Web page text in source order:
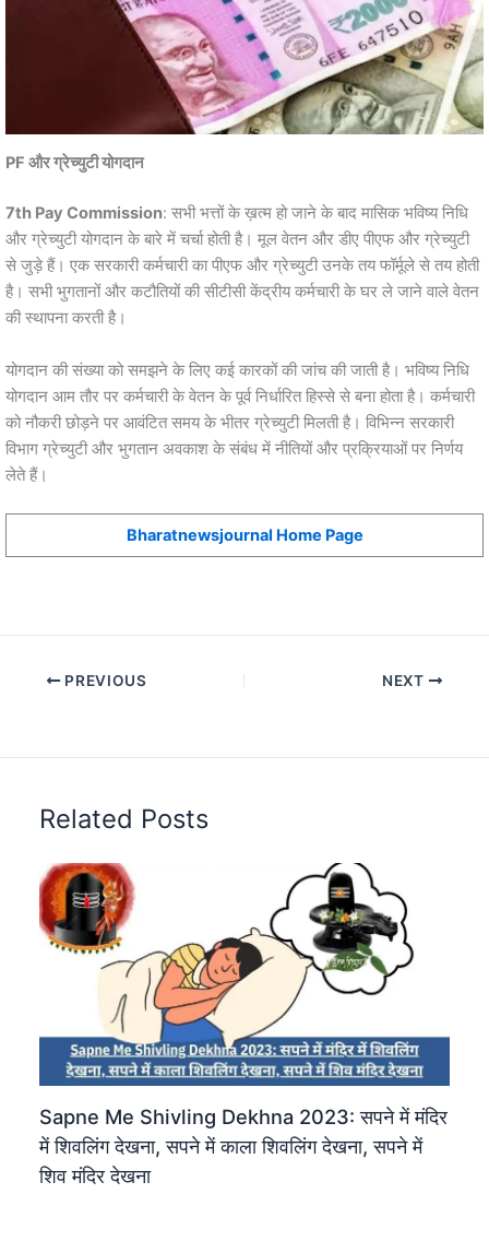
PF और ग्रेच्युटी योगदान
7th Pay Commission: सभी भत्तों के ख़त्म हो जाने के बाद मासिक भविष्य निधि
और ग्रेच्युटी योगदान के बारे में चर्चा होती है। मूल वेतन और डीए पीएफ और ग्रेच्युटी
से जुड़े हैं। एक सरकारी कर्मचारी का पीएफ और ग्रेच्युटी उनके तय फॉर्मूले से तय होती
है। सभी भुगतानों और कटौतियों की सीटीसी केंद्रीय कर्मचारी के घर ले जाने वाले वेतन
की स्थापना करती है।
योगदान की संख्या को समझने के लिए कई कारकों की जांच की जाती है। भविष्य निधि
योगदान आम तौर पर कर्मचारी के वेतन के पूर्व निर्धारित हिस्से से बना होता है। कर्मचारी
को नौकरी छोड़ने पर आवंटित समय के भीतर ग्रेच्युटी मिलती है। विभिन्न सरकारी
विभाग ग्रेच्युटी और भुगतान अवकाश के संबंध में नीतियों और प्रक्रियाओं पर निर्णय
लेते हैं।
Bharatnewsjournal Home Page
PREVIOUS NEXT
Related Posts
Sapne Me Shivling Dekhna 2023: सपने में मंदिर
में शिवलिंग देखना, सपने में काला शिवलिंग देखना, सपने में
शिव मंदिर देखना